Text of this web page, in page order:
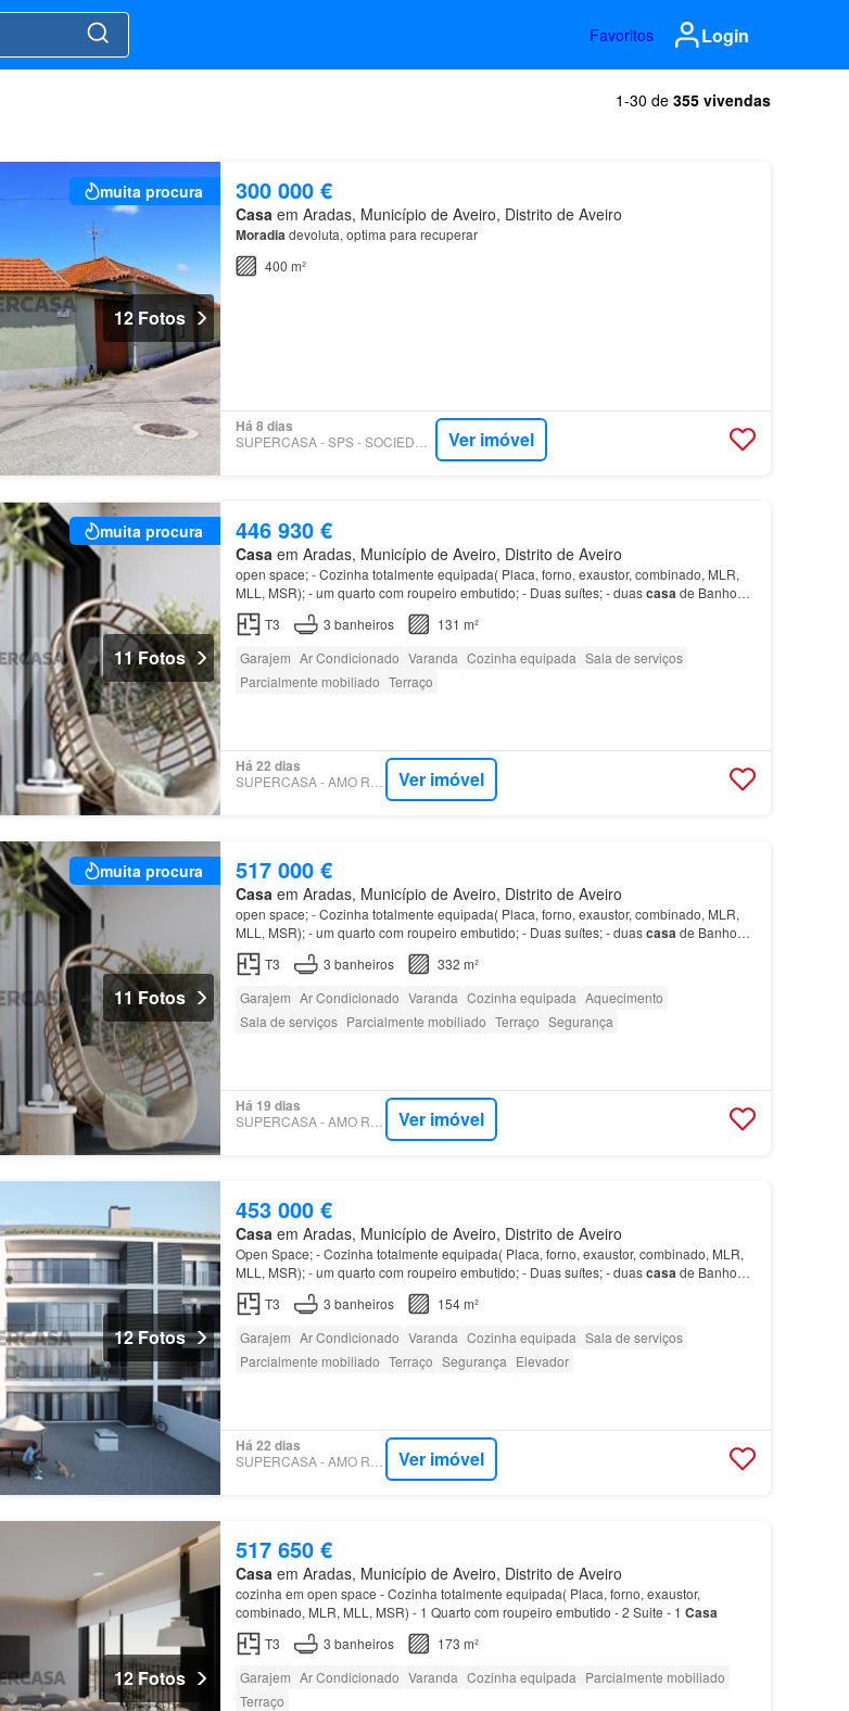
Favoritos Login
1-30 de 355 vivendas
muita procura
12 Fotos
300 000 €
Casaem Aradas, Município de Aveiro, Distrito de Aveiro
Moradiadevoluta, optima para recuperar
400 m²
Há 8 dias
SUPERCASA - SPS - SOCIEDADE DE MEDIAÇÃO IMOBILIÁRIA, LDA Ver imóvel
muita procura
11 Fotos
446 930 €
Casa em Aradas, Município de Aveiro, Distrito de Aveiro
open space; - Cozinha totalmente equipada( Placa, forno, exaustor, combinado, MLR,
MLL, MSR); - um quarto com roupeiro embutido; - Duas suítes; - duascasade Banho
completas - Uma
de banho de serviço; - Um Arrumo;- Lava…
T3 3 banheiros
131 m²
Garajem Ar Condicionado Varanda Cozinha equipada Sala de serviços
Parcialmente mobiliado Terraço
Há 22 dias
SUPERCASA - AMO REAL ESTATE Ver imóvel
muita procura
11 Fotos
517 000 €
Casa em Aradas, Município de Aveiro, Distrito de Aveiro
open space; - Cozinha totalmente equipada( Placa, forno, exaustor, combinado, MLR,
MLL, MSR); - um quarto com roupeiro embutido; - Duas suítes; - duascasade Banho
completas - Uma
de banho de serviço; - Um Arrumo;- Lava…
T3 3 banheiros
332 m²
Garajem Ar Condicionado Varanda Cozinha equipada Aquecimento
Sala de serviços Parcialmente mobiliado Terraço Segurança
Há 19 dias
SUPERCASA - AMO REAL ESTATE Ver imóvel
12 Fotos
453 000 €
Casa em Aradas, Município de Aveiro, Distrito de Aveiro
Open Space; - Cozinha totalmente equipada( Placa, forno, exaustor, combinado, MLR,
MLL, MSR); - um quarto com roupeiro embutido; - Duas suítes; - duascasade Banho
completas - Uma
de banho de serviço; - Um Arrumo;- Lava…
T3 3 banheiros
154 m²
Garajem Ar Condicionado Varanda Cozinha equipada Sala de serviços
Parcialmente mobiliado Terraço Segurança Elevador
Há 22 dias
SUPERCASA - AMO REAL ESTATE Ver imóvel
12 Fotos
517 650 €
Casa em Aradas, Município de Aveiro, Distrito de Aveiro
cozinha em open space - Cozinha totalmente equipada( Placa, forno, exaustor,
combinado, MLR, MLL, MSR) - 1 Quarto com roupeiro embutido - 2 Suite - 1 Casa
T3 3 banheiros
173 m²
Garajem Ar Condicionado Varanda Cozinha equipada Parcialmente mobiliado
Terraço